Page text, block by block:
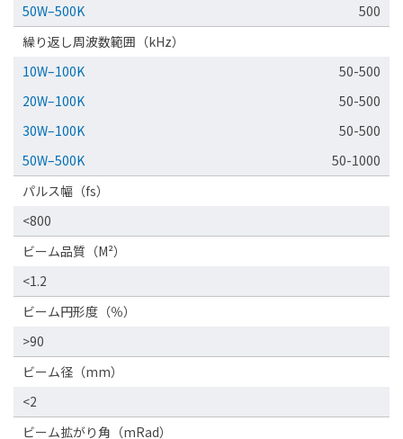
50W–500K
500
繰り返し周波数範囲（kHz）
10W–100K
50-500
20W–100K
50-500
30W–100K
50-500
50W–500K
50-1000
パルス幅（fs）
<800
ビーム品質（M²）
<1.2
ビーム円形度（％）
>90
ビーム径（mm）
<2
ビーム拡がり角（mRad）